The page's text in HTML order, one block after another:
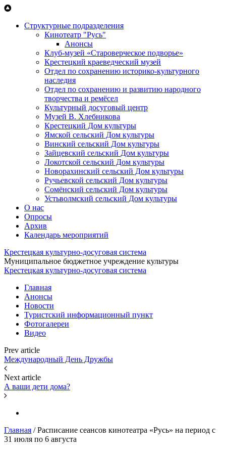
Перейти к основному содержанию
Структурные подразделения
Кинотеатр "Русь"
Анонсы
Клуб-музей «Староверческое подворье»
Крестецкий краеведческий музей
Отдел по сохранению историко-культурного
наследия
Отдел по сохранению и развитию народного
творчества и ремёсел
Культурный досуговый центр
Музей В. Хлебникова
Крестецкий Дом культуры
Ямской сельский Дом культуры
Винский сельский Дом культуры
Зайцевский сельский Дом культуры
Локотской сельский Дом культуры
Новорахинский сельский Дом культуры
Ручьевской сельский Дом культуры
Сомёнский сельский Дом культуры
Устьволмский сельский Дом культуры
О нас
Опросы
Архив
Календарь мероприятий
Крестецкая культурно-досуговая система
Муниципальное бюджетное учреждение культуры
Крестецкая культурно-досуговая система
Главная
Анонсы
Новости
Туристский информационный пункт
Фотогалереи
Видео
Prev article
Международный День Дружбы
Next article
А ваши дети дома?
Главная /Расписание сеансов кинотеатра «Русь» на период с
31 июля по 6 августа